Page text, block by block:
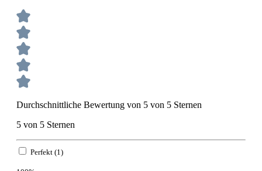
Durchschnittliche Bewertung von 5 von 5 Sternen
5 von 5 Sternen
Perfekt (1)